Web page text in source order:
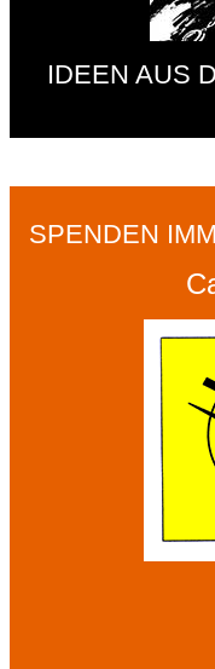
IDEEN AUS
SPENDEN